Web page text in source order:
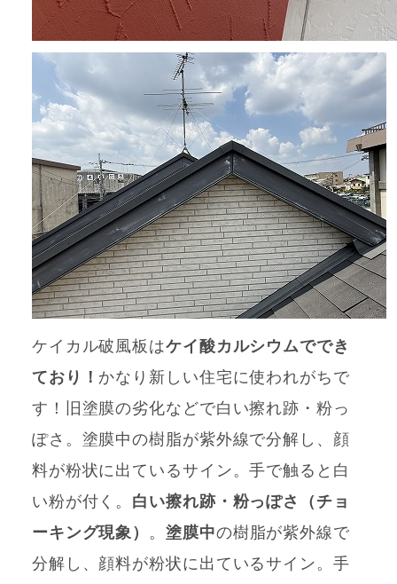
ケイカル破風板はケイ酸カルシウムででき
ており！ かなり新しい住宅に使われがちで
す！旧塗膜の劣化などで白い擦れ跡・粉っ
ぽさ。塗膜中の樹脂が紫外線で分解し、顔
料が粉状に出ているサイン。手で触ると白
い粉が付く。 白い擦れ跡・粉っぽさ（チョ
ーキング現象） 。塗膜中の樹脂が紫外線で
分解し、顔料が粉状に出ているサイン。手